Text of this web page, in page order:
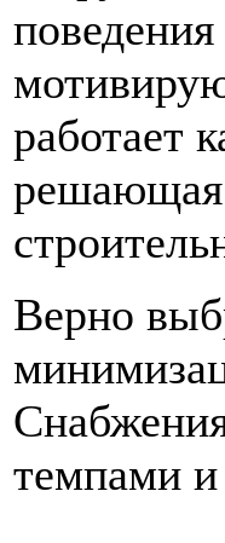
работает
решающая
Верно
темпами и